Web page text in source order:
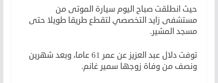
حيث انطلقت صباح اليوم سيارة الموتى من
مستشفى زايد التخصصي لتقطع طريقا طويلا حتى
مسجد المشير.
توفت دلال عبد العزيز عن عمر 61 عاما، وبعد شهرين
ونصف من وفاة زوجها سمير غانم.